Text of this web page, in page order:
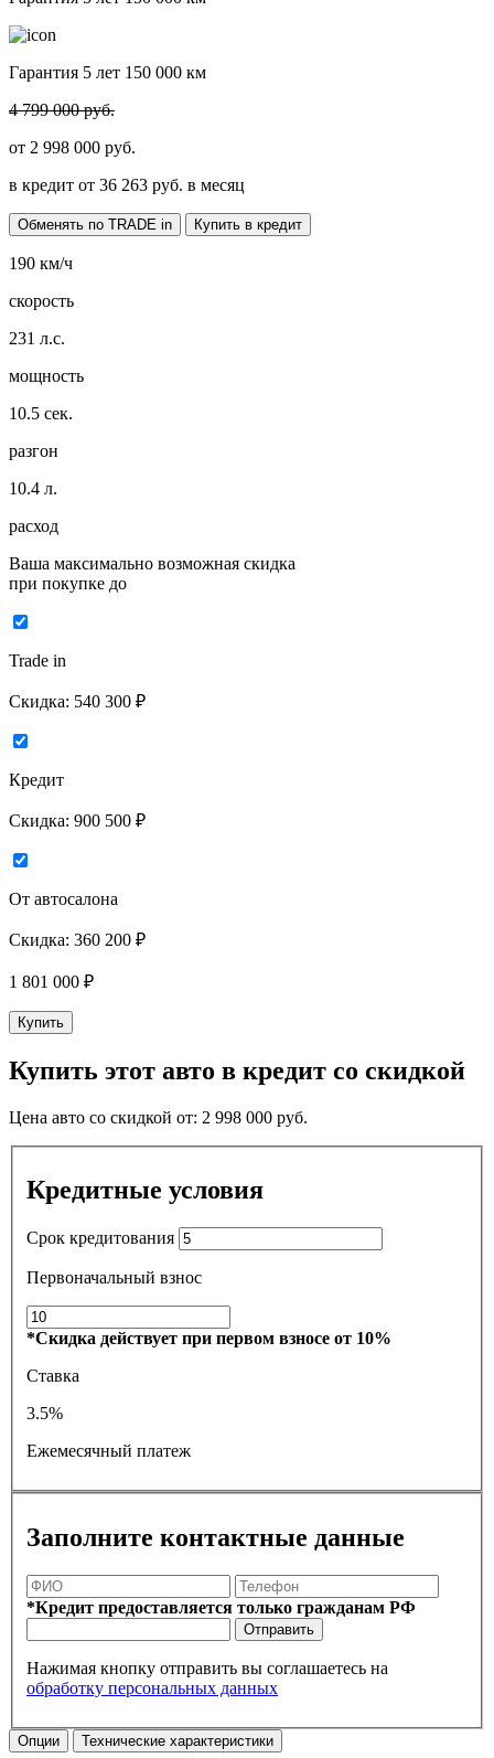
Гарантия 5 лет 150 000 км
4 799 000 руб.
от 2 998 000 руб.
в кредит от 36 263 руб. в месяц
Обменять по TRADE in Купить в кредит
190 км/ч
скорость
231 л.с.
мощность
10.5 сек.
разгон
10.4 л.
расход
Ваша максимально возможная скидка
при покупке до
Trade in
Скидка: 540 300 ₽
Кредит
Скидка: 900 500 ₽
От автосалона
Скидка: 360 200 ₽
1 801 000 ₽
Купить
Купить этот авто в кредит со скидкой
Цена авто со скидкой от: 2 998 000 руб.
Кредитные условия
Срок кредитования
Первоначальный взнос
*Скидка действует при первом взносе от 10%
Ставка
3.5%
Ежемесячный платеж
Заполните контактные данные
*Кредит предоставляется только гражданам РФ
Отправить
Нажимая кнопку отправить вы соглашаетесь на
обработку персональных данных
Опции Технические характеристики